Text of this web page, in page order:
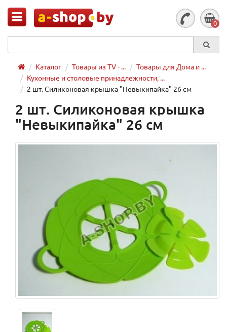
0
Каталог Товары из TV - ...
Товары для Дома и ...
Кухонные и столовые принадлежности, ...
2 шт. Силиконовая крышка "Невыкипайка" 26 см
2 шт. Силиконовая крышка
"Невыкипайка" 26 см